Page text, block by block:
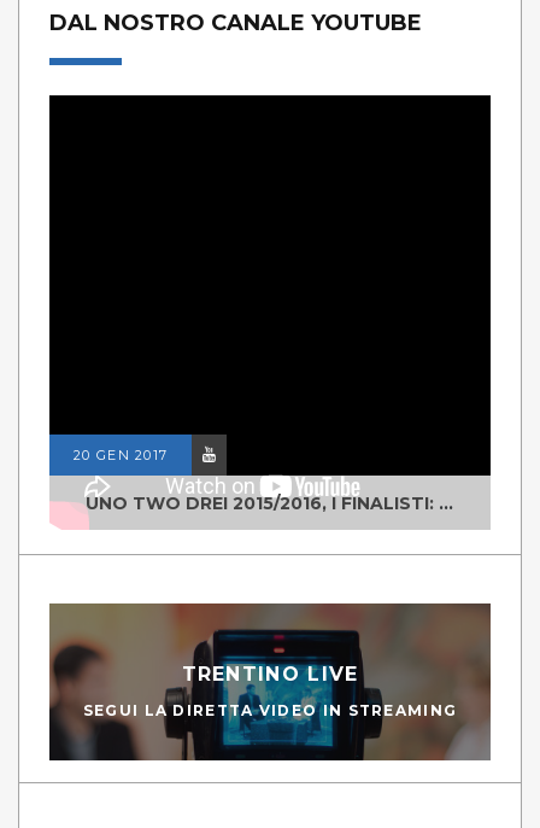
DAL NOSTRO CANALE YOUTUBE
20 GEN 2017
UNO TWO DREI 2015/2016, I FINALISTI: CLASSE IV ALS ISTITUTO "DEGASPERI" BORGO VALSUGANA
TRENTINO LIVE
SEGUI LA DIRETTA VIDEO IN STREAMING